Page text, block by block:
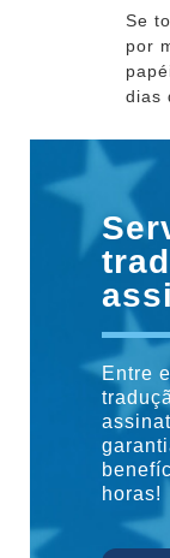
Se
por
dias
Entre
horas!